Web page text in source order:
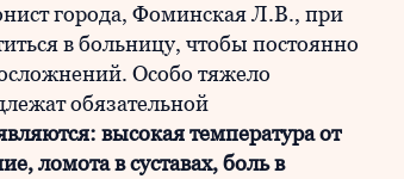
города, Фоминская Л.В., при
в больницу, чтобы постоянно
Особо тяжело
обязательной
высокая температура от
ломота в суставах, боль в